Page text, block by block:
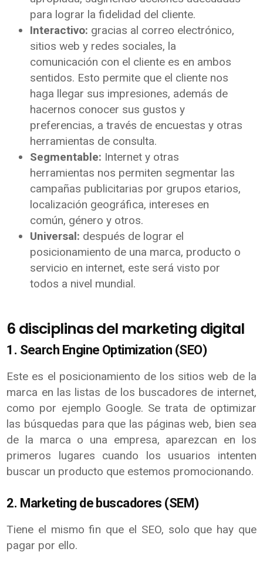
para lograr la fidelidad del cliente.
Interactivo: gracias al correo electrónico,
sitios web y redes sociales, la
comunicación con el cliente es en ambos
sentidos. Esto permite que el cliente nos
haga llegar sus impresiones, además de
hacernos conocer sus gustos y
preferencias, a través de encuestas y otras
herramientas de consulta.
Segmentable: Internet y otras
herramientas nos permiten segmentar las
campañas publicitarias por grupos etarios,
localización geográfica, intereses en
común, género y otros.
Universal: después de lograr el
posicionamiento de una marca, producto o
servicio en internet, este será visto por
todos a nivel mundial.
6 disciplinas del marketing digital
1. Search Engine Optimization (SEO)
Este es el posicionamiento de los sitios web de la
marca en las listas de los buscadores de internet,
como por ejemplo Google. Se trata de optimizar
las búsquedas para que las páginas web, bien sea
de la marca o una empresa, aparezcan en los
primeros lugares cuando los usuarios intenten
buscar un producto que estemos promocionando.
2. Marketing de buscadores (SEM)
Tiene el mismo fin que el SEO, solo que hay que
pagar por ello.